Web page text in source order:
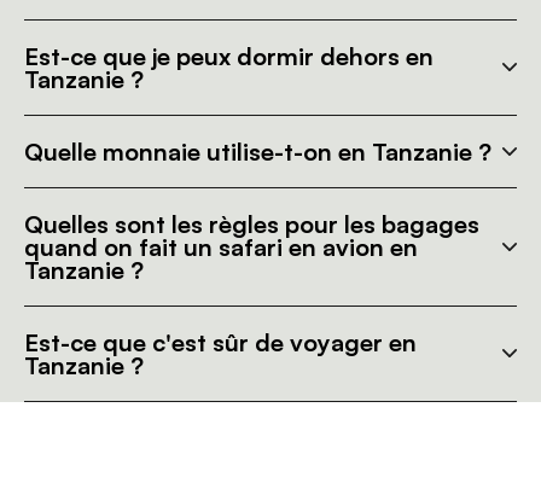
Est-ce que je peux dormir dehors en
Tanzanie ?
Quelle monnaie utilise-t-on en Tanzanie ?
Quelles sont les règles pour les bagages
quand on fait un safari en avion en
Tanzanie ?
Est-ce que c'est sûr de voyager en
Tanzanie ?